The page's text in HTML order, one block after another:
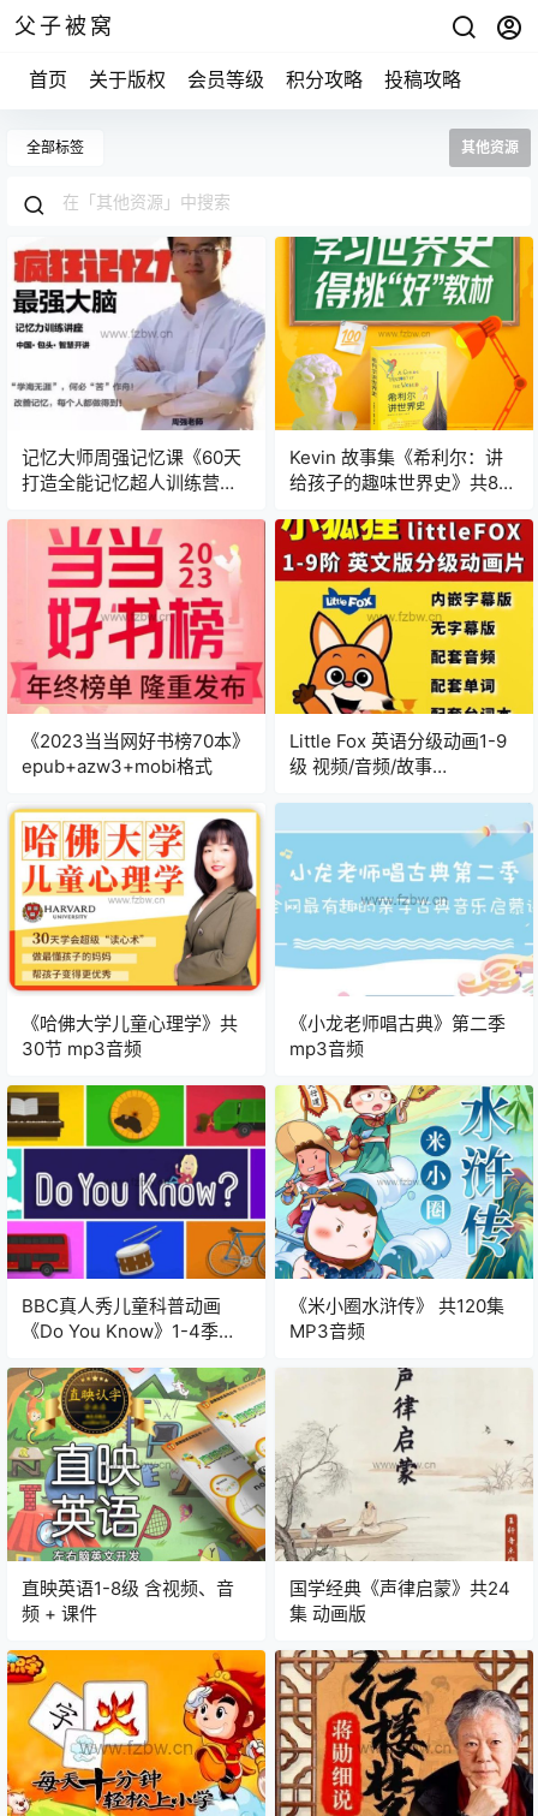
父子被窝
首页 关于版权 会员等级 积分攻略 投稿攻略
全部标签 其他资源
记忆大师周强记忆课《60天
打造全能记忆超人训练营》
Kevin 故事集《希利尔：讲
给孩子的趣味世界史》共88
《2023当当网好书榜70本》
epub+azw3+mobi格式
Little Fox 英语分级动画1-9
级 视频/音频/故事
《哈佛大学儿童心理学》共
30节 mp3音频
《小龙老师唱古典》第二季
mp3音频
BBC真人秀儿童科普动画
《Do You Know》1-4季
《米小圈水浒传》 共120集
MP3音频
直映英语1-8级 含视频、音
频 + 课件
国学经典《声律启蒙》共24
集 动画版